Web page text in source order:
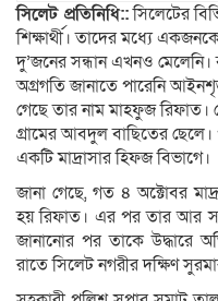
সিলেট প্রতিনিধি::সিলেটের
শিক্ষার্থী। তাদের মধ্যে
দু’জনের সন্ধান এখনও
অগ্রগতি জানাতে পারেনি
গেছে তার নাম মাহফুজ
গ্রামের আবদুল বাছিতের
একটি মাদ্রাসার হিফজ বিভাগে।
জানা গেছে, গত ৪ অক্টোবর
হয় রিফাত। এর পর তার আর
জানানোর পর তাকে উদ্ধারে
রাতে সিলেট নগরীর দক্ষিণ